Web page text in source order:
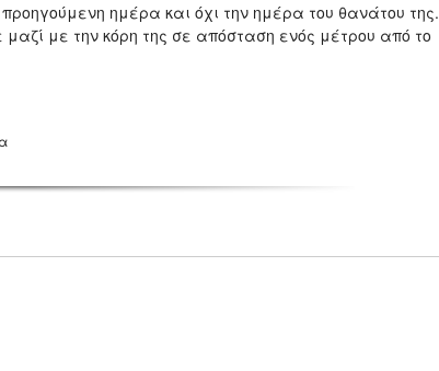
ημέρα και όχι την ημέρα του θανάτου της.
μαζί με την κόρη της σε απόσταση ενός μέτρου από το